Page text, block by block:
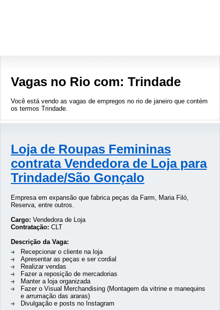
Vagas no Rio com: Trindade
Você está vendo as vagas de empregos no rio de janeiro que contém
os termos Trindade.
Loja de Roupas Femininas
contrata Vendedora de Loja para
Trindade/São Gonçalo
Empresa em expansão que fabrica peças da Farm, Maria Filó,
Reserva, entre outros.
Cargo: Vendedora de Loja
Contratação: CLT
Descrição da Vaga:
Recepcionar o cliente na loja
Apresentar as peças e ser cordial
Realizar vendas
Fazer a reposição de mercadorias
Manter a loja organizada
Fazer o Visual Merchandising (Montagem da vitrine e manequins
e arrumação das araras)
Divulgação e posts no Instagram